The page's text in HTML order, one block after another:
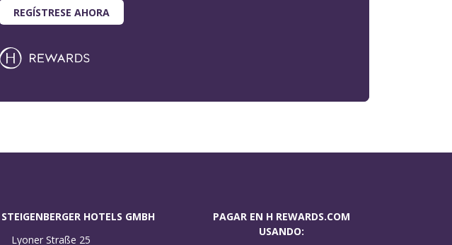
REGÍSTRESE AHORA
STEIGENBERGER HOTELS GMBH
Lyoner Straße 25
PAGAR EN H REWARDS.COM
USANDO: